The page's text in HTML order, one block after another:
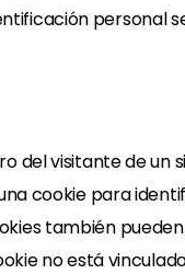
personal
del visitante de un
cookie para
también
no está